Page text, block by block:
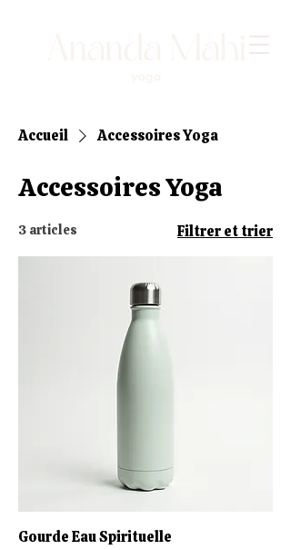
Accueil Accessoires Yoga
Accessoires Yoga
3 articles Filtrer et trier
Gourde Eau Spirituelle